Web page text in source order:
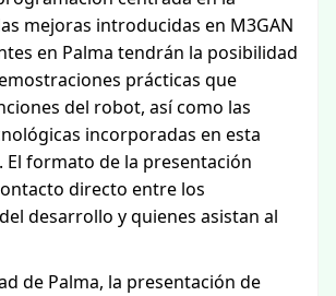
mejoras introducidas en M3GAN
en Palma tendrán la posibilidad
prácticas que
del robot, así como las
incorporadas en esta
El formato de la presentación
directo entre los
desarrollo y quienes asistan al
de Palma, la presentación de